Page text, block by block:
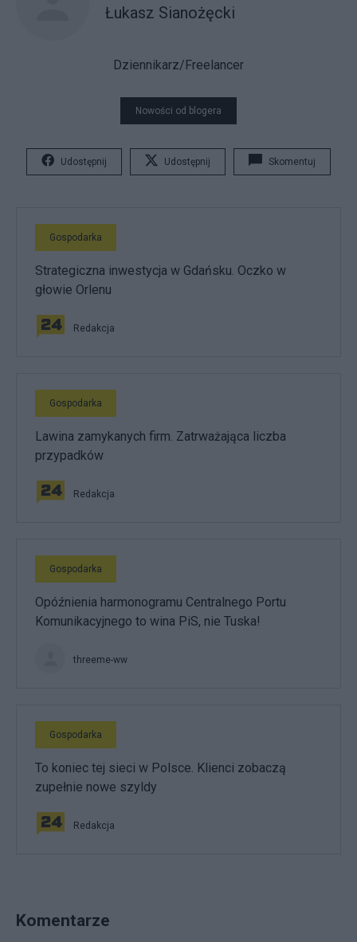
Łukasz Sianożęcki
Dziennikarz/Freelancer
Nowości od blogera
Udostępnij Udostępnij Skomentuj
Gospodarka
Strategiczna inwestycja w Gdańsku. Oczko w
głowie Orlenu
Redakcja
Gospodarka
Lawina zamykanych firm. Zatrważająca liczba
przypadków
Redakcja
Gospodarka
Opóźnienia harmonogramu Centralnego Portu
Komunikacyjnego to wina PiS, nie Tuska!
threeme-ww
Gospodarka
To koniec tej sieci w Polsce. Klienci zobaczą
zupełnie nowe szyldy
Redakcja
Komentarze